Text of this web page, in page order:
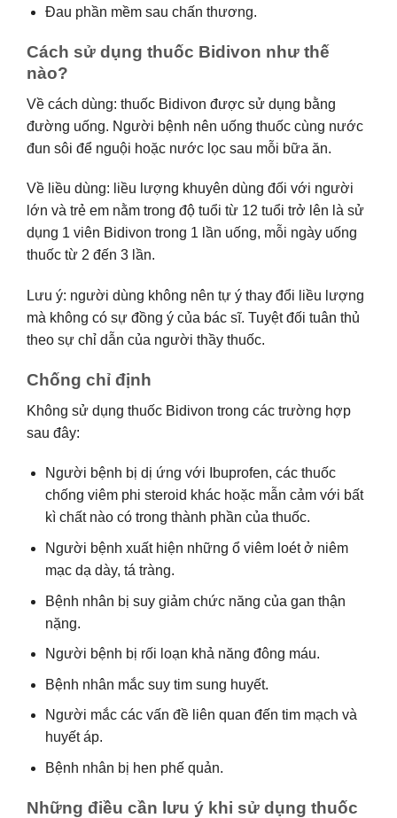
Đau phần mềm sau chấn thương.
Cách sử dụng thuốc Bidivon như thế
nào?
Về cách dùng: thuốc Bidivon được sử dụng bằng
đường uống. Người bệnh nên uống thuốc cùng nước
đun sôi để nguội hoặc nước lọc sau mỗi bữa ăn.
Về liều dùng: liều lượng khuyên dùng đối với người
lớn và trẻ em nằm trong độ tuổi từ 12 tuổi trở lên là sử
dụng 1 viên Bidivon trong 1 lần uống, mỗi ngày uống
thuốc từ 2 đến 3 lần.
Lưu ý: người dùng không nên tự ý thay đổi liều lượng
mà không có sự đồng ý của bác sĩ. Tuyệt đối tuân thủ
theo sự chỉ dẫn của người thầy thuốc.
Chống chỉ định
Không sử dụng thuốc Bidivon trong các trường hợp
sau đây:
Người bệnh bị dị ứng với Ibuprofen, các thuốc
chống viêm phi steroid khác hoặc mẫn cảm với bất
kì chất nào có trong thành phần của thuốc.
Người bệnh xuất hiện những ổ viêm loét ở niêm
mạc dạ dày, tá tràng.
Bệnh nhân bị suy giảm chức năng của gan thận
nặng.
Người bệnh bị rối loạn khả năng đông máu.
Bệnh nhân mắc suy tim sung huyết.
Người mắc các vấn đề liên quan đến tim mạch và
huyết áp.
Bệnh nhân bị hen phế quản.
Những điều cần lưu ý khi sử dụng thuốc